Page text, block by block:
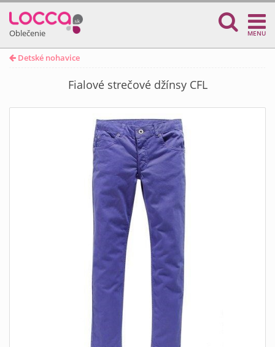
Oblečenie MENU
Detské nohavice
Fialové strečové džínsy CFL